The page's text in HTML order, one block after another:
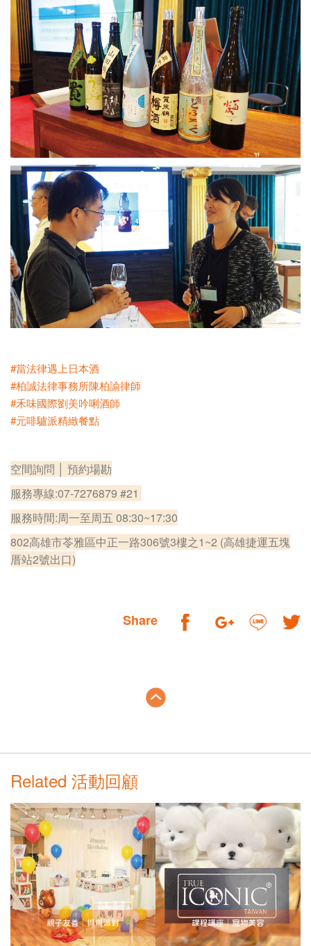
#當法律遇上日本酒
#柏誠法律事務所陳柏諭律師
#禾味國際劉美吟唎酒師
#元啡驢派精緻餐點
空間詢問 │ 預約場勘
服務專線:07-7276879 #21
服務時間:周一至周五 08:30~17:30
802高雄市苓雅區中正一路306號3樓之1~2 (高雄捷運五塊
厝站2號出口)
Share
Related 活動回顧